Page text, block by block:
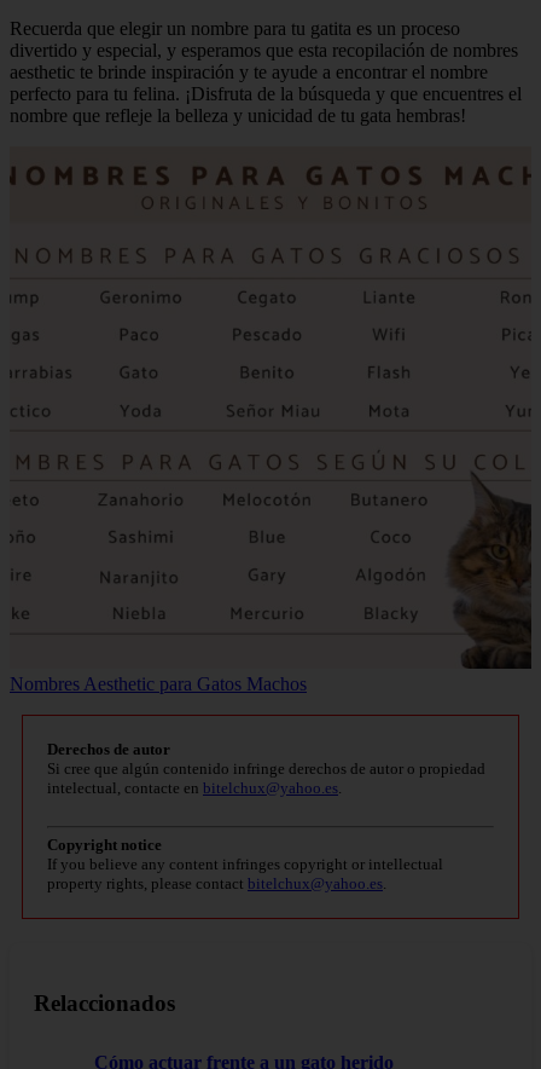
Recuerda que elegir un nombre para tu gatita es un proceso
divertido y especial, y esperamos que esta recopilación de nombres
aesthetic te brinde inspiración y te ayude a encontrar el nombre
perfecto para tu felina. ¡Disfruta de la búsqueda y que encuentres el
nombre que refleje la belleza y unicidad de tu gata hembras!
Nombres Aesthetic para Gatos Machos
Derechos de autor
Si cree que algún contenido infringe derechos de autor o propiedad
intelectual, contacte en bitelchux@yahoo.es.
Copyright notice
If you believe any content infringes copyright or intellectual
property rights, please contact bitelchux@yahoo.es.
Relaccionados
Cómo actuar frente a un gato herido